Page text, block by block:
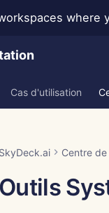
Cas d'utilisation
SkyDeck.ai Centre
Outils